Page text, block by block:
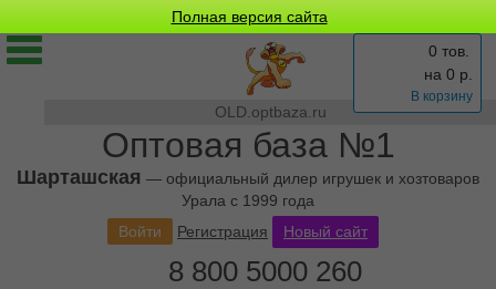
Полная версия сайта
OLD.optbaza.ru
Оптовая база №1
Шарташская — официальный дилер игрушек и хозтоваров
Урала с 1999 года
0 тов.
на 0 р.
В корзину
Войти Регистрация Новый сайт
8 800 5000 260